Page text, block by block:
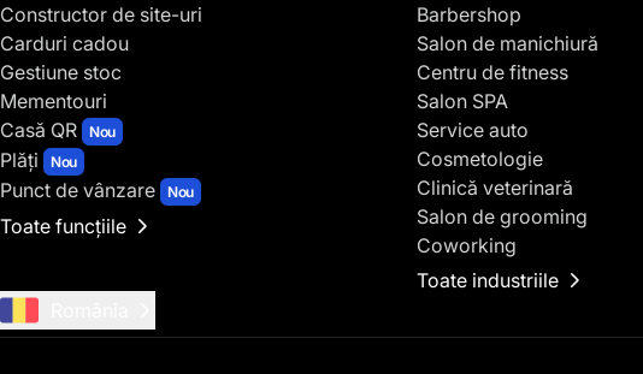
Constructor de site-uri
Carduri cadou
Gestiune stoc
Mementouri
Casă QR
Nou
Plăți Nou
Punct de vânzare Nou
Toate funcțiile
Barbershop
Salon de manichiură
Centru de fitness
Salon SPA
Service auto
Cosmetologie
Clinică veterinară
Salon de grooming
Coworking
Toate industriile